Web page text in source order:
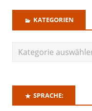
KATEGORIEN
SPRACHE: